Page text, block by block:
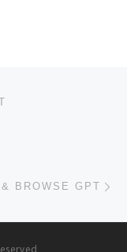
BROWSE GPT